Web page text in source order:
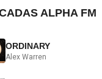
ALPHA FM
ORDINARY
Alex Warren